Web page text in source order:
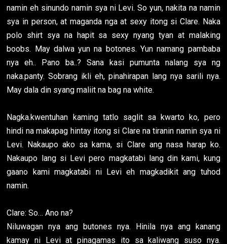
namin eh sinundo namin sya ni Levi. So yun, nakita na namin
sya in person, at maganda nga at sexy itong si Clare. Naka
polo shirt sya na hapit sa sexy nyang tyan at malaking
boobs. May dalwa yun na botones. Yun namang pambaba
nya eh.. Pano ba..? Sana kasi pumunta nalang sya ng
naka.panty. Sobrang ikli eh, pinahirapan lang nya sarili nya.
May dala din syang maliit na bag na white.
Nagka.kwentuhan kaming tatlo saglit sa kwarto ko, pero
hindi na makapag hintay itong si Clare na tiranin namin sya ni
Levi. Nakaupo ako sa kama, si Clare ang nasa harap ko.
Nakaupo lang si Levi pero magkatabi lang din kami, kung
gaano kami magkatabi ni Levi eh magkadikit ang tuhod
namin.
Clare: So… Ano na?
Niluwagan nya ang butones nya. Hinila nya ang kanang
kamay ni Levi at pinagamas ito sa kaliwang suso nya.